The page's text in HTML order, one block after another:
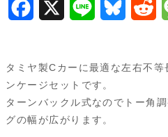
用
e
b
X
e
B
s
R
i
タミヤ製Cカーに最適な左右不
ンケージセットです。
ターンバックル式なのでトー角
グの幅が広がります。